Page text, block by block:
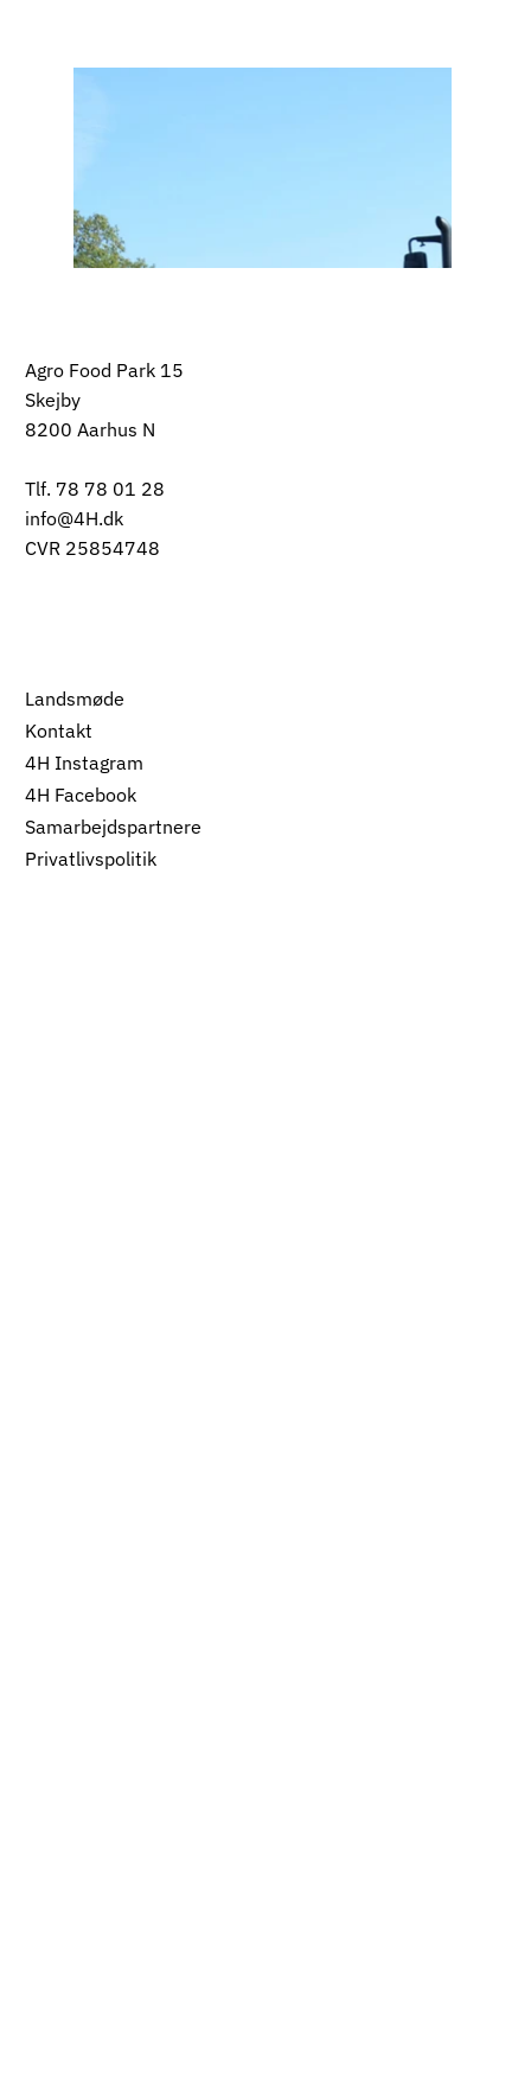
Agro Food Park 15
Skejby
8200 Aarhus N
Tlf. 78 78 01 28
info@4H.dk
CVR 25854748
Landsmøde
Kontakt
4H Instagram
4H Facebook
Samarbejdspartnere
Privatlivspolitik